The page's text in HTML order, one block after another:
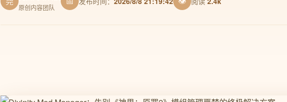
原创内容团队